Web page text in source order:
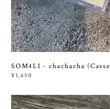
SOM4LI - chachacha
¥1,650